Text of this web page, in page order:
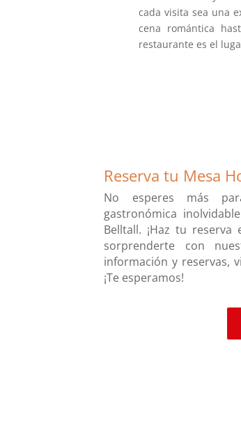
cada visita sea una
cena romántica
restaurante es el
Reserva tu Mesa
No esperes más
gastronómica
Belltall. ¡Haz tu
sorprenderte con
información y reservas,
¡Te esperamos!